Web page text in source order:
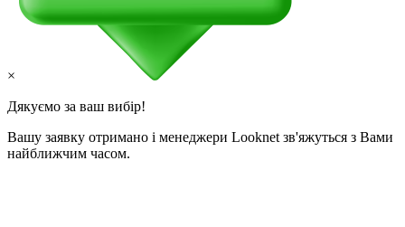
×
Дякуємо за ваш вибір!
Вашу заявку отримано і менеджери Looknet зв'яжуться з Вами
найближчим часом.